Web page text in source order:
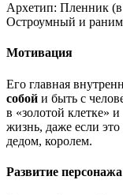
Архетип: Пленник (в
Остроумный и
Мотивация
Его главная
собой и быть с
в «золотой клетке»
жизнь, даже если
дедом, королем.
Развитие персонажа